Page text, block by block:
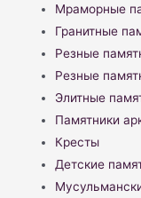
Мраморные
Гранитные
Резные
Резные
Элитные
Памятники
Кресты
Детские